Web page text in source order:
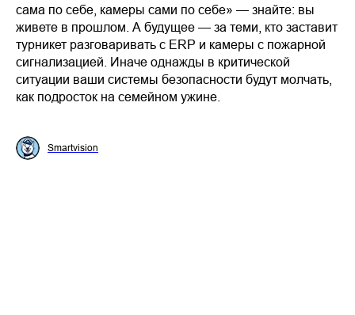
сама по себе, камеры сами по себе» — знайте: вы
живете в прошлом. А будущее — за теми, кто заставит
турникет разговаривать с ERP и камеры с пожарной
сигнализацией. Иначе однажды в критической
ситуации ваши системы безопасности будут молчать,
как подросток на семейном ужине.
Smartvision